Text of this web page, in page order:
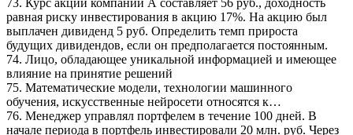
73. Курс акции компании А составляет 56 руб., доходность
равная риску инвестирования в акцию 17%. На акцию был
выплачен дивиденд 5 руб. Определить темп прироста
будущих дивидендов, если он предполагается постоянным.
74. Лицо, обладающее уникальной информацией и имеющее
влияние на принятие решений
75. Математические модели, технологии машинного
обучения, искусственные нейросети относятся к…
76. Менеджер управлял портфелем в течение 100 дней. В
начале периода в портфель инвестировали 20 млн. руб. Через